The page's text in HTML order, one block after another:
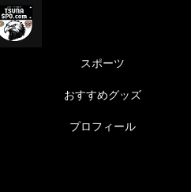
スポーツ
おすすめグッズ
プロフィール